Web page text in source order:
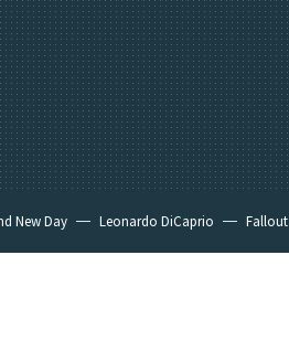
New Day Leonardo DiCaprio Fallout